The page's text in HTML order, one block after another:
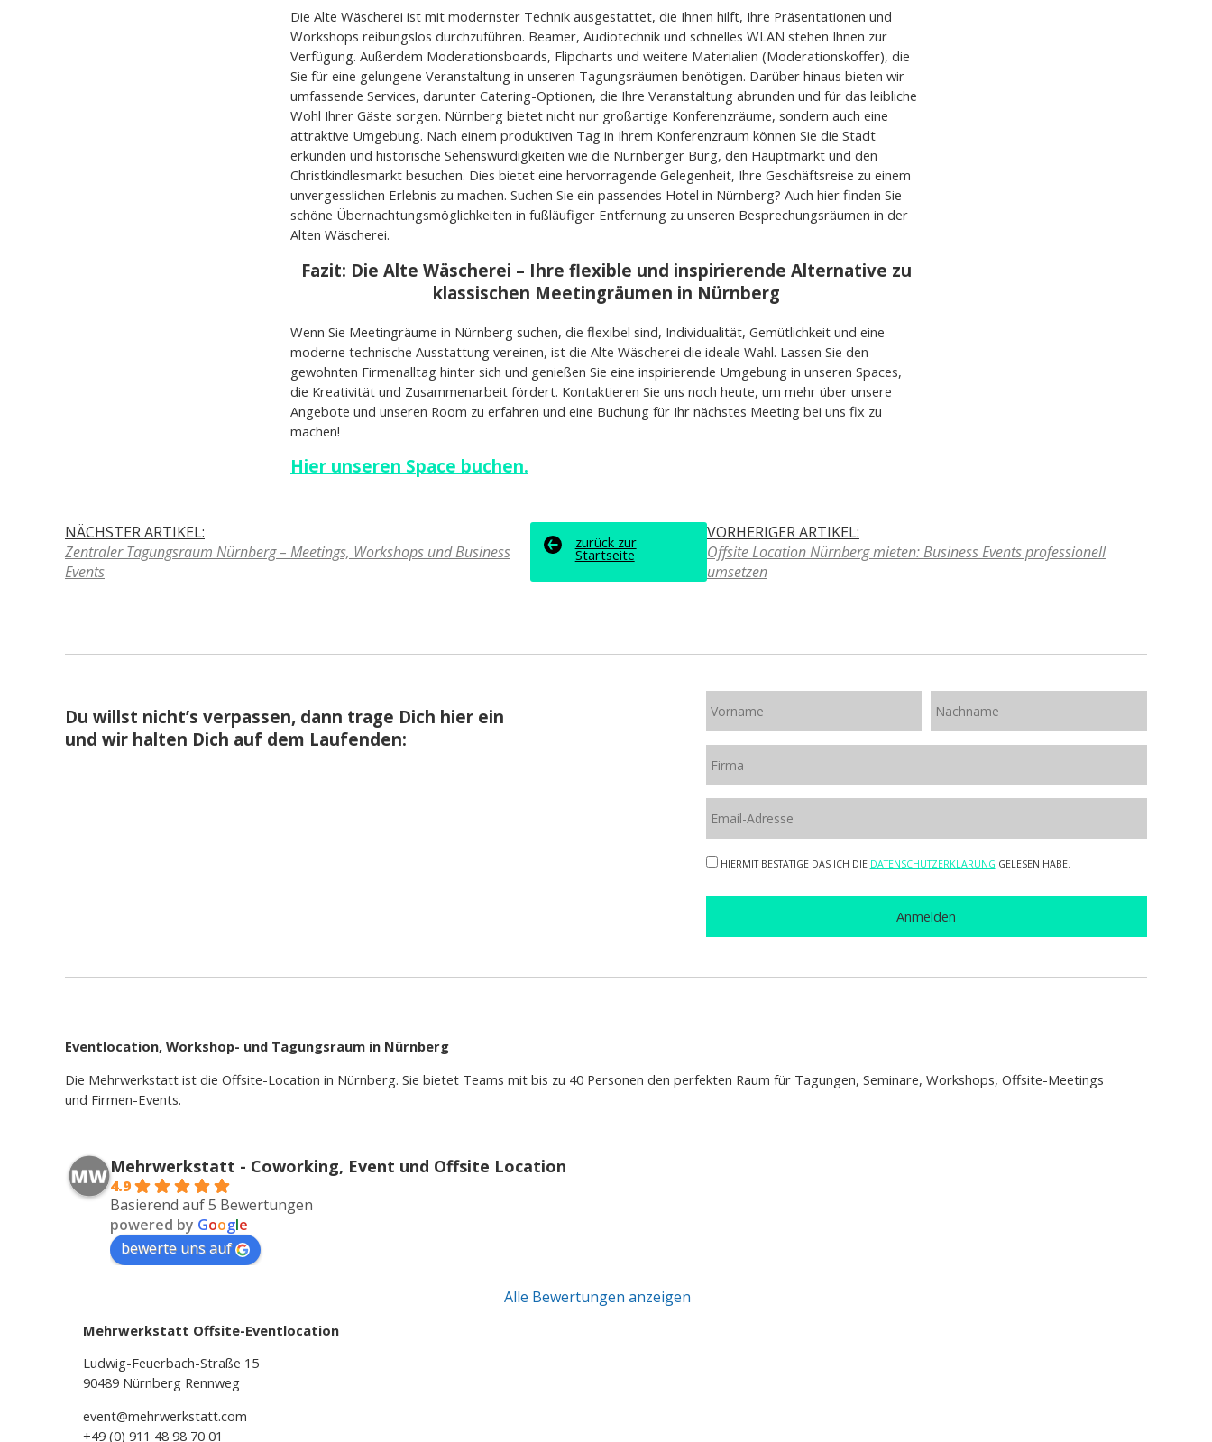
Die Alte Wäscherei ist mit modernster Technik ausgestattet, die Ihnen hilft, Ihre Präsentationen und
Workshops reibungslos durchzuführen. Beamer, Audiotechnik und schnelles WLAN stehen Ihnen zur
Verfügung. Außerdem Moderationsboards, Flipcharts und weitere Materialien (Moderationskoffer), die
Sie für eine gelungene Veranstaltung in unseren Tagungsräumen benötigen. Darüber hinaus bieten wir
umfassende Services, darunter Catering-Optionen, die Ihre Veranstaltung abrunden und für das leibliche
Wohl Ihrer Gäste sorgen. Nürnberg bietet nicht nur großartige Konferenzräume, sondern auch eine
attraktive Umgebung. Nach einem produktiven Tag in Ihrem Konferenzraum können Sie die Stadt
erkunden und historische Sehenswürdigkeiten wie die Nürnberger Burg, den Hauptmarkt und den
Christkindlesmarkt besuchen. Dies bietet eine hervorragende Gelegenheit, Ihre Geschäftsreise zu einem
unvergesslichen Erlebnis zu machen. Suchen Sie ein passendes Hotel in Nürnberg? Auch hier finden Sie
schöne Übernachtungsmöglichkeiten in fußläufiger Entfernung zu unseren Besprechungsräumen in der
Alten Wäscherei.
Fazit: Die Alte Wäscherei – Ihre flexible und inspirierende Alternative zu
klassischen Meetingräumen in Nürnberg
Wenn Sie Meetingräume in Nürnberg suchen, die flexibel sind, Individualität, Gemütlichkeit und eine
moderne technische Ausstattung vereinen, ist die Alte Wäscherei die ideale Wahl. Lassen Sie den
gewohnten Firmenalltag hinter sich und genießen Sie eine inspirierende Umgebung in unseren Spaces,
die Kreativität und Zusammenarbeit fördert. Kontaktieren Sie uns noch heute, um mehr über unsere
Angebote und unseren Room zu erfahren und eine Buchung für Ihr nächstes Meeting bei uns fix zu
machen!
Hier unseren Space buchen.
NÄCHSTER ARTIKEL:
Zentraler Tagungsraum Nürnberg – Meetings, Workshops und Business
Events
zurück zur
Startseite
VORHERIGER ARTIKEL:
Offsite Location Nürnberg mieten: Business Events professionell
umsetzen
Du willst nicht’s verpassen, dann trage Dich hier ein
und wir halten Dich auf dem Laufenden:
HIERMIT BESTÄTIGE DAS ICH DIE DATENSCHUTZERKLÄRUNG GELESEN HABE.
Eventlocation, Workshop- und Tagungsraum in Nürnberg
Die Mehrwerkstatt ist die Offsite-Location in Nürnberg. Sie bietet Teams mit bis zu 40 Personen den perfekten Raum für Tagungen, Seminare, Workshops, Offsite-Meetings
und Firmen-Events.
Mehrwerkstatt - Coworking, Event und Offsite Location
4.9
Basierend auf 5 Bewertungen
powered by Google
bewerte uns auf
Alle Bewertungen anzeigen
Mehrwerkstatt Offsite-Eventlocation
Ludwig-Feuerbach-Straße 15
90489 Nürnberg Rennweg
event@mehrwerkstatt.com
+49 (0) 911 48 98 70 01